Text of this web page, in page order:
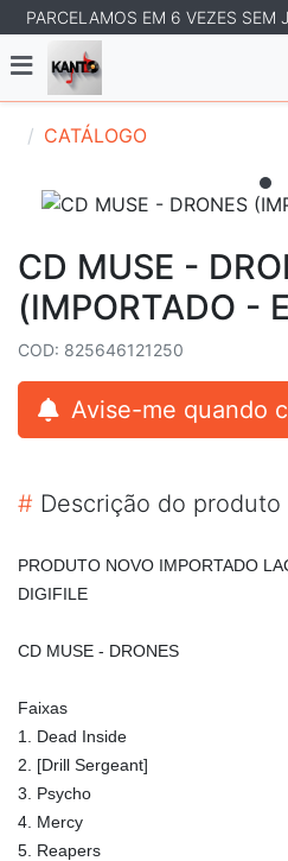
PARCELAMOS EM 6 VEZES SEM
CATÁLOGO
CD MUSE -
(IMPORTADO -
COD: 825646121250
Avise-me quando
# Descrição do produto
PRODUTO NOVO IMPORTADO
DIGIFILE
CD MUSE - DRONES
Faixas
1. Dead Inside
2. [Drill Sergeant]
3. Psycho
4. Mercy
5. Reapers